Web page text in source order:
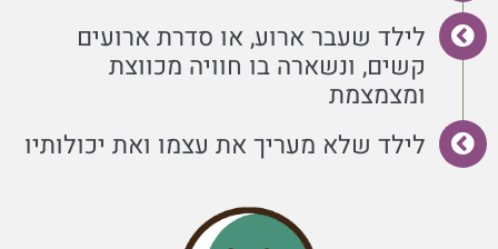
לילד שעבר ארוע, או סדרת ארועים
קשים, ונשארה בו חוויה מכווצת
ומצמצמת
לילד שלא מעריך את עצמו ואת יכולותיו